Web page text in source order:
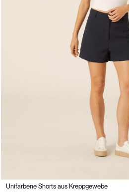
Unifarbene Shorts aus Kreppgewebe